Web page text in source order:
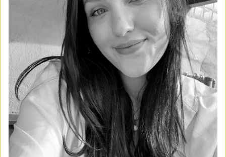
Mon Salon
Programmation
Pour enregistrer vos favoris,
connectez-vous ou créez votre profil
Mon Salon